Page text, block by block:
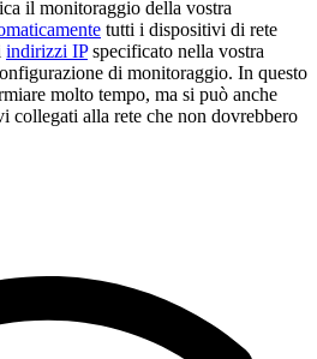
il monitoraggio della vostra
tutti i dispositivi di rete
indirizzi IPspecificato nella vostra
di monitoraggio. In questo
molto tempo, ma si può anche
collegati alla rete che non dovrebbero